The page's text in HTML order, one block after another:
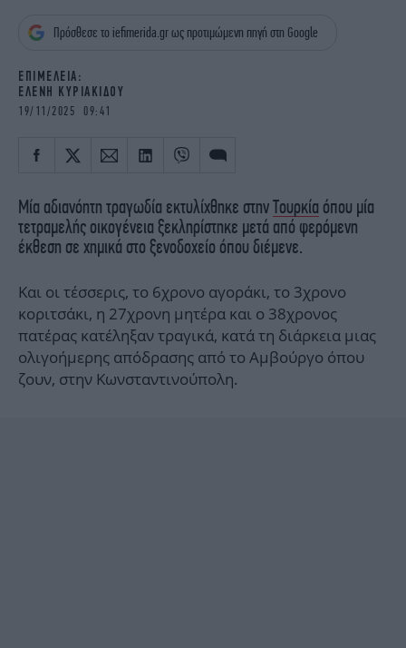
OSCARS
THE OCEAN
NEWSLETTER
Πρόσθεσε το iefimerida.gr ως προτιμώμενη πηγή στη Google
EΠΙΜΕΛΕΙΑ:
ΕΛΕΝΗ ΚΥΡΙΑΚΙΔΟΥ
19/11/2025 09:41
Μία αδιανόητη τραγωδία εκτυλίχθηκε στηνΤουρκία όπου μία
τετραμελής οικογένεια ξεκληρίστηκε μετά από φερόμενη
έκθεση σε χημικά στο ξενοδοχείο όπου διέμενε.
Και οι τέσσερις, το 6χρονο αγοράκι, το 3χρονο
κοριτσάκι, η 27χρονη μητέρα και ο 38χρονος
πατέρας κατέληξαν τραγικά, κατά τη διάρκεια μιας
ολιγοήμερης απόδρασης από το Αμβούργο όπου
ζουν, στην Κωνσταντινούπολη.